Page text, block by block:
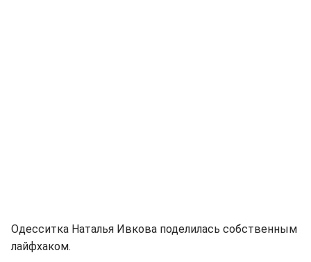
Одесситка Наталья Ивкова поделилась собственным
лайфхаком.